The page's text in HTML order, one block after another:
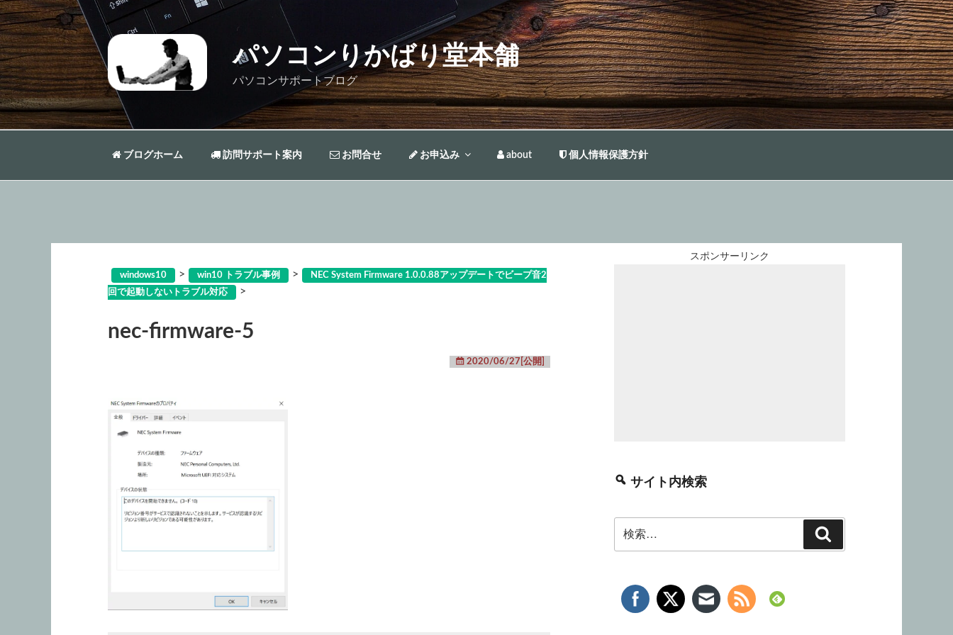
コ
ン
テ
ン
ツ
へ
ス
キ
パソコンりかばり堂本舗
パソコンサポートブログ
ブログホーム 訪問サポート案内 お問合せ お申込み about 個人情報保護方針
windows10 > win10 トラブル事例 >
NEC System Firmware 1.0.0.88アップデートでビープ音2
回で起動しないトラブル対応
>
nec-firmware-5
2020/06/27[公開]
スポンサーリンク
サイト内検索
索:
索